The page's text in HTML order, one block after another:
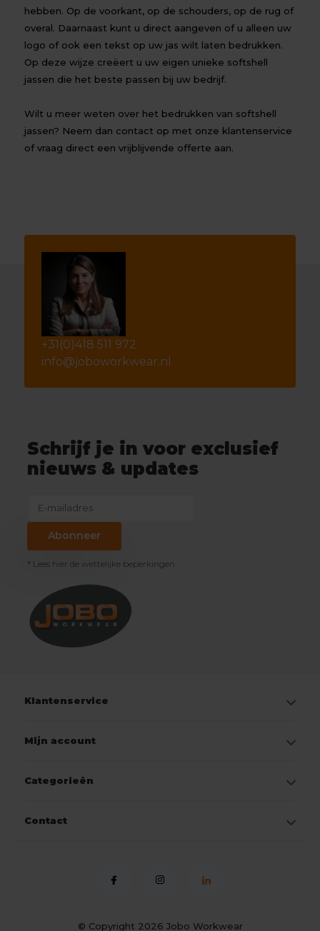
hebben. Op de voorkant, op de schouders, op de rug of
overal. Daarnaast kunt u direct aangeven of u alleen uw
logo of ook een tekst op uw jas wilt laten bedrukken.
Op deze wijze creëert u uw eigen unieke softshell
jassen die het beste passen bij uw bedrijf.
Wilt u meer weten over het bedrukken van softshell
jassen? Neem dan contact op met onze klantenservice
of vraag direct een vrijblijvende offerte aan.
+31(0)418 511 972
info@joboworkwear.nl
Schrijf je in voor exclusief
nieuws & updates
Abonneer
* Lees hier de wettelijke beperkingen
Klantenservice
Mijn account
Categorieën
Contact
© Copyright 2026 Jobo Workwear